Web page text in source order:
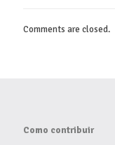
Comments are closed.
Como contribuir